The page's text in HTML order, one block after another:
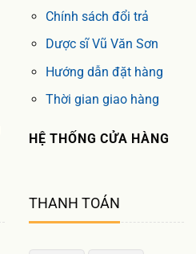
Chính sách đổi trả
Dược sĩ Vũ Văn Sơn
Hướng dẫn đặt hàng
Thời gian giao hàng
HỆ THỐNG CỬA HÀNG
THANH TOÁN